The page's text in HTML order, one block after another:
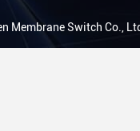
Membrane Switch Co., Ltd.